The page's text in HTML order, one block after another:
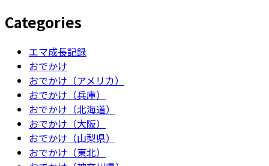
Categories
エマ成長記録
おでかけ
おでかけ（アメリカ）
おでかけ（兵庫）
おでかけ（北海道）
おでかけ（大阪）
おでかけ（山梨県）
おでかけ（東北）